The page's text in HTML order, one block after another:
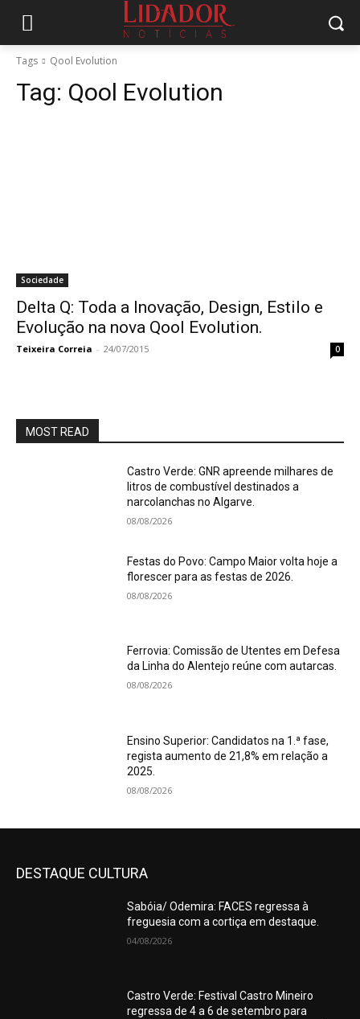
Tags Qool Evolution
Tag: Qool Evolution
Sociedade
Delta Q: Toda a Inovação, Design, Estilo e
Evolução na nova Qool Evolution.
Teixeira Correia - 24/07/2015 0
MOST READ
Castro Verde: GNR apreende milhares de
litros de combustível destinados a
narcolanchas no Algarve.
08/08/2026
Festas do Povo: Campo Maior volta hoje a
florescer para as festas de 2026.
08/08/2026
Ferrovia: Comissão de Utentes em Defesa
da Linha do Alentejo reúne com autarcas.
08/08/2026
Ensino Superior: Candidatos na 1.ª fase,
regista aumento de 21,8% em relação a
2025.
08/08/2026
DESTAQUE CULTURA
Sabóia/ Odemira: FACES regressa à
freguesia com a cortiça em destaque.
04/08/2026
Castro Verde: Festival Castro Mineiro
regressa de 4 a 6 de setembro para